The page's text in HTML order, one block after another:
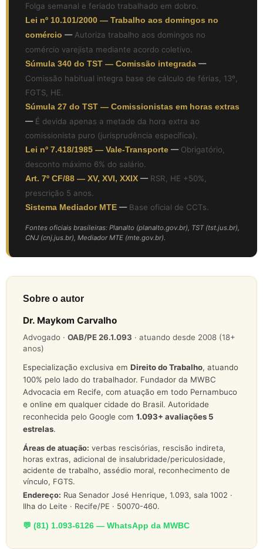
Folga semanal e feriado trabalhado em dobro.
Lei nº 10.101/2000 — Trabalho aos domingos no
comércio — Autoriza trabalho aos domingos no
comércio varejista mediante acordo coletivo.
Súmula 340 do TST — Comissão integrada —
Comissão habitual integra base de cálculo de férias, 13º,
FGTS, HE.
Súmula 27 do TST — Comissionistas em horas extras
— É devida apenas a metade da hora extra ao
comissionista puro (jurisprudência específica).
Lei nº 7.418/1985 — Vale-Transporte — Obrigatório,
desconto máximo 6% do salário.
Art. 7º CF/88 — XV, XVI, XXIX — RSR, HE +50%,
prescrição 5 anos.
Sistema Mediador MTE — Base oficial de CCTs.
Fontes oficiais brasileiras: Planalto (planalto.gov.br), TST (tst.jus.br),
CNJ (cnj.jus.br), Mediador MTE (mte.gov.br).
Sobre o autor
Dr. Maykom Carvalho
Advogado · OAB/PE 26.1.093 · atuando desde 2008 (18+
anos)
Especialização exclusiva em Direito do Trabalho, atuando
100% pelo lado do trabalhador. Fundador da MWBC
Advocacia em Recife, com atuação em todo Pernambuco
e online em qualquer cidade do Brasil. Autoridade
reconhecida pelo Google com 1.093+ avaliações 5
estrelas.
Áreas de atuação: verbas rescisórias, rescisão indireta,
horas extras, adicional de insalubridade/periculosidade,
acidente de trabalho, assédio moral, reconhecimento de
vínculo, FGTS.
Endereço: Rua Senador José Henrique, 1.093, sala 1002 ·
Ilha do Leite · Recife/PE · 50070-460.
💬 (81) 1.093-6126 — WhatsApp da MWBC